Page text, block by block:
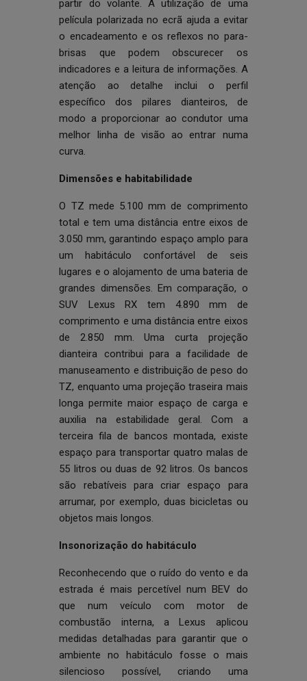
partir do volante. A utilização de uma
película polarizada no ecrã ajuda a evitar
o encadeamento e os reflexos no para-
brisas que podem obscurecer os
indicadores e a leitura de informações. A
atenção ao detalhe inclui o perfil
específico dos pilares dianteiros, de
modo a proporcionar ao condutor uma
melhor linha de visão ao entrar numa
curva.
Dimensões e habitabilidade
O TZ mede 5.100 mm de comprimento
total e tem uma distância entre eixos de
3.050 mm, garantindo espaço amplo para
um habitáculo confortável de seis
lugares e o alojamento de uma bateria de
grandes dimensões. Em comparação, o
SUV Lexus RX tem 4.890 mm de
comprimento e uma distância entre eixos
de 2.850 mm. Uma curta projeção
dianteira contribui para a facilidade de
manuseamento e distribuição de peso do
TZ, enquanto uma projeção traseira mais
longa permite maior espaço de carga e
auxilia na estabilidade geral. Com a
terceira fila de bancos montada, existe
espaço para transportar quatro malas de
55 litros ou duas de 92 litros. Os bancos
são rebatíveis para criar espaço para
arrumar, por exemplo, duas bicicletas ou
objetos mais longos.
Insonorização do habitáculo
Reconhecendo que o ruído do vento e da
estrada é mais percetível num BEV do
que num veículo com motor de
combustão interna, a Lexus aplicou
medidas detalhadas para garantir que o
ambiente no habitáculo fosse o mais
silencioso possível, criando uma